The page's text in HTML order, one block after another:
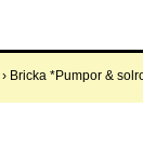
› Bricka *Pumpor &